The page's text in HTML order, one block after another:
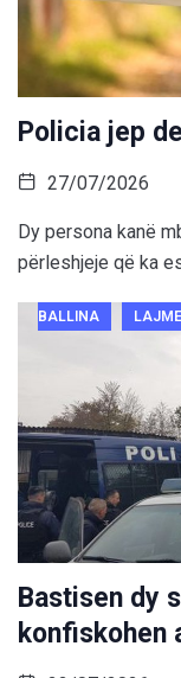
Policia jep
27/07/2026
Dy persona kanë
përleshjeje që ka
BALLINA
Bastisen dy
konfiskohen